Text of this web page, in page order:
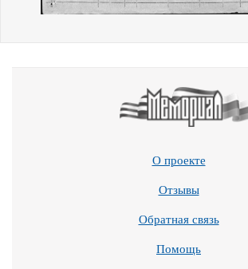
О проекте
Отзывы
Обратная связь
Помощь